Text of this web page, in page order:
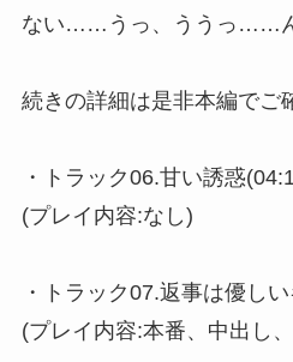
ない……うっ、ううっ……
続きの詳細は是非本編でご
・トラック06.甘い誘惑
(プレイ内容:なし)
・トラック07.返事は優し
(プレイ内容:本番、中出し